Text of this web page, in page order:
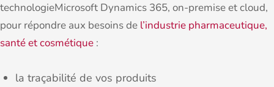
technologieMicrosoft Dynamics 365, on-premise et cloud,
pour répondre aux besoins de l’industrie pharmaceutique,
santé et cosmétique :
la traçabilité de vos produits